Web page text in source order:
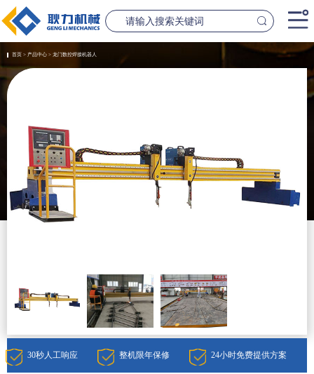
首页
案例中心
联系我们
新闻资讯
首页 > 产品中心 > 龙门数控焊接机器人
30秒人工响应 整机限年保修 24小时免费提供方案